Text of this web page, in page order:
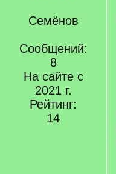
Семёнов
Сообщений:
8
На сайте с
2021 г.
Рейтинг:
14